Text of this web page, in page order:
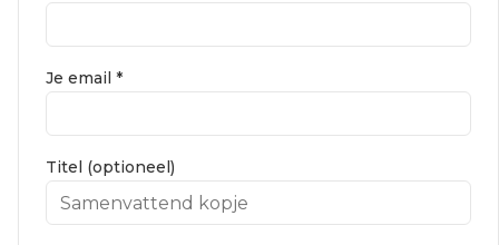
Je email *
Titel (optioneel)